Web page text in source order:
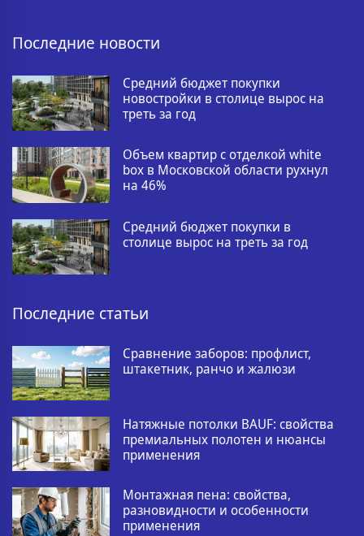
Последние новости
Средний бюджет покупки
новостройки в столице вырос на
треть за год
Объем квартир с отделкой white
box в Московской области рухнул
на 46%
Средний бюджет покупки в
столице вырос на треть за год
Последние статьи
Сравнение заборов: профлист,
штакетник, ранчо и жалюзи
Натяжные потолки BAUF: свойства
премиальных полотен и нюансы
применения
Монтажная пена: свойства,
разновидности и особенности
применения